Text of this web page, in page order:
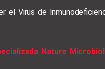
el Virus de
Nature